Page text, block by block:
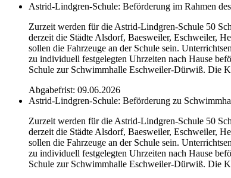
Astrid-Lindgren-Schule: Beförderung im Rahmen
Zurzeit werden für die Astrid-Lindgren-Schule 50
derzeit die Städte Alsdorf, Baesweiler, Eschweiler,
sollen die Fahrzeuge an der Schule sein.
zu individuell festgelegten Uhrzeiten nach Hause
Schule zur Schwimmhalle Eschweiler-Dürwiß. Die
Abgabefrist: 09.06.2026
Astrid-Lindgren-Schule: Beförderung zu
Zurzeit werden für die Astrid-Lindgren-Schule 50
derzeit die Städte Alsdorf, Baesweiler, Eschweiler,
sollen die Fahrzeuge an der Schule sein.
zu individuell festgelegten Uhrzeiten nach Hause
Schule zur Schwimmhalle Eschweiler-Dürwiß. Die